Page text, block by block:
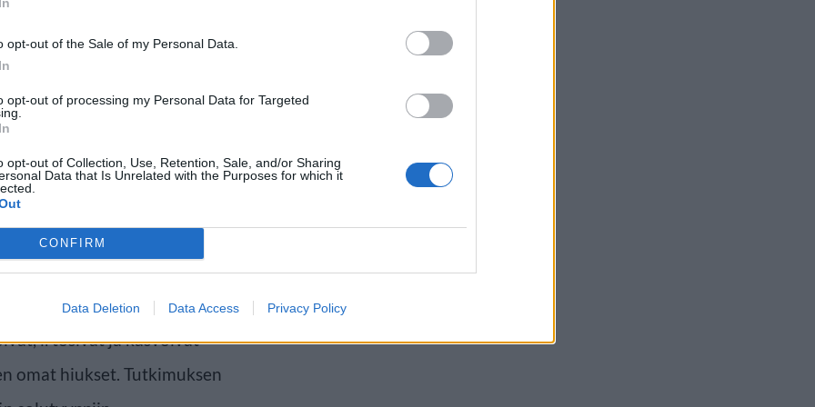
opt-out of the Sale of my Personal Data.
opt-out of processing my Personal Data for Targeted
opt-out of Collection, Use, Retention, Sale, and/or Sharing
Data that Is Unrelated with the Purposes for which it
CONFIRM
Data Deletion Data Access Privacy Policy
verrattuna. Vaikka
kasvattamaan hiusmaisia
jäljittelemään hiusten
irtosivat ja kasvoivat
omat hiukset. Tutkimuksen